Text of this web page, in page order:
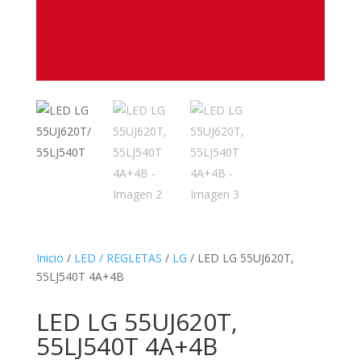
Inicio / LED / REGLETAS / LG / LED LG 55UJ620T,
55LJ540T 4A+4B
LED LG 55UJ620T,
55LJ540T 4A+4B